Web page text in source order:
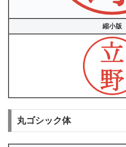
縮小版
丸ゴシック体